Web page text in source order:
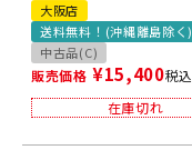
大阪店
送料無料！(沖縄離島除く)
中古品(C)
販売価格 ¥15,400税込
在庫切れ